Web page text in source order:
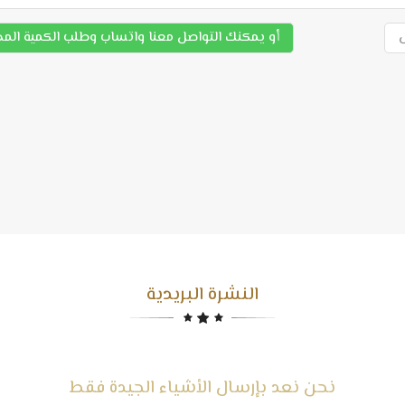
أو يمكنك التواصل معنا واتساب وطلب الكمية
النشرة البريدية
نحن نعد بإرسال الأشياء الجيدة فقط